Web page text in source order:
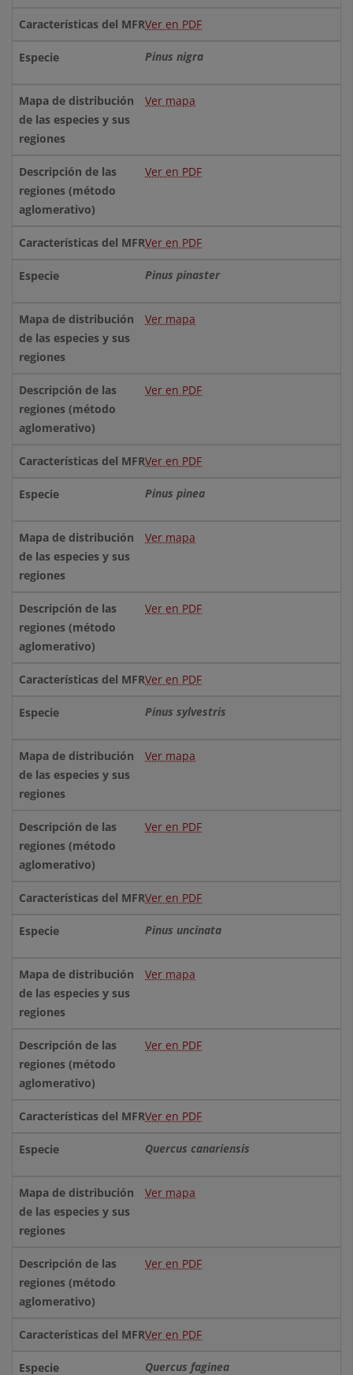
Ver en PDF
Pinus nigra
Ver mapa
Ver en PDF
Ver en PDF
Pinus pinaster
Ver mapa
Ver en PDF
Ver en PDF
Pinus pinea
Ver mapa
Ver en PDF
Ver en PDF
Pinus sylvestris
Ver mapa
Ver en PDF
Ver en PDF
Pinus uncinata
Ver mapa
Ver en PDF
Ver en PDF
Quercus canariensis
Ver mapa
Ver en PDF
Ver en PDF
Quercus faginea